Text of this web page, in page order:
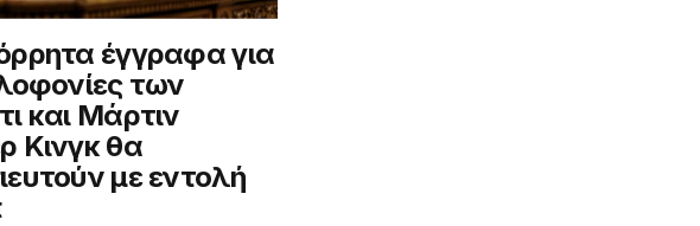
έγγραφα για
των
και Μάρτιν
Κινγκ θα
με εντολή